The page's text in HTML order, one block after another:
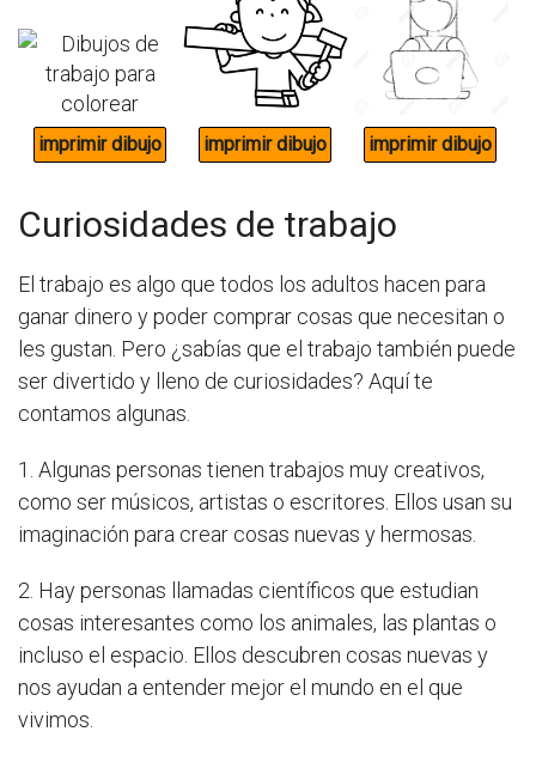
Curiosidades de trabajo
El trabajo es algo que todos los adultos hacen para
ganar dinero y poder comprar cosas que necesitan o
les gustan. Pero ¿sabías que el trabajo también puede
ser divertido y lleno de curiosidades? Aquí te
contamos algunas.
1. Algunas personas tienen trabajos muy creativos,
como ser músicos, artistas o escritores. Ellos usan su
imaginación para crear cosas nuevas y hermosas.
2. Hay personas llamadas científicos que estudian
cosas interesantes como los animales, las plantas o
incluso el espacio. Ellos descubren cosas nuevas y
nos ayudan a entender mejor el mundo en el que
vivimos.